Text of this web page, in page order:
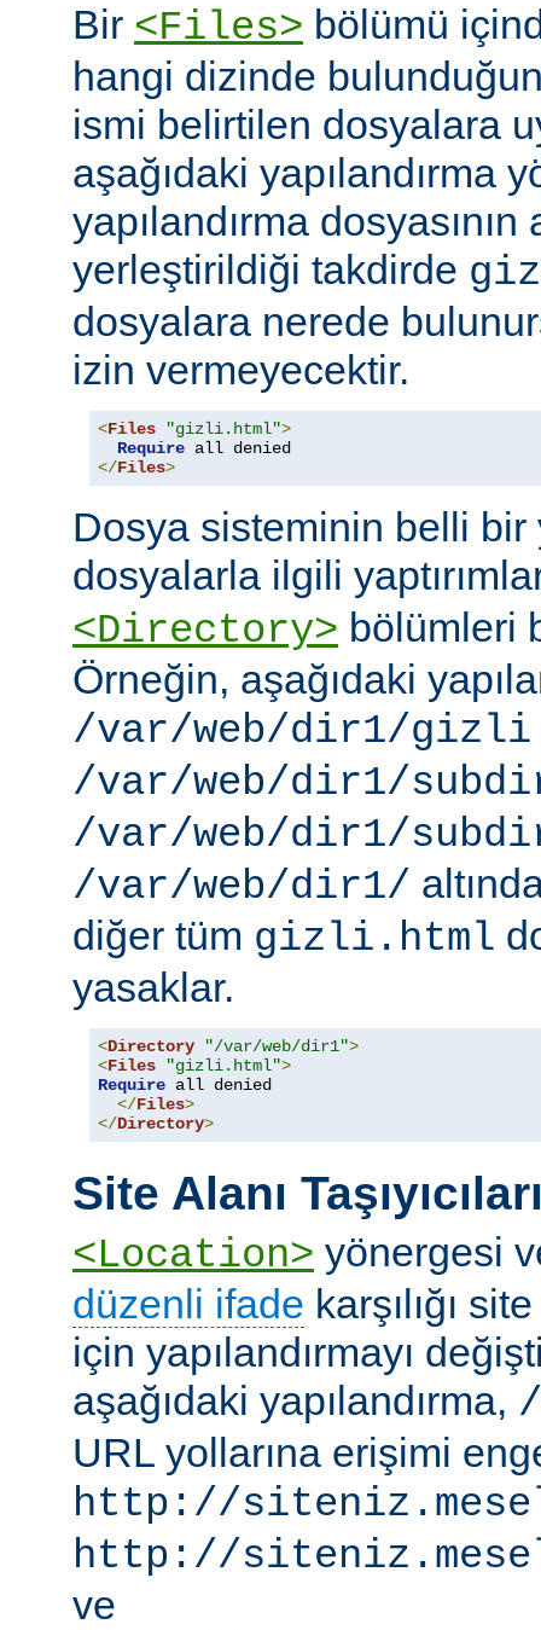
Bir <Files> bölümü
hangi dizinde
ismi belirtilen dosyalara
aşağıdaki yapılandırma
yapılandırma
yerleştirildiği takdirde
dosyalara nerede
izin vermeyecektir.
<Files "gizli.html">
Require
</Files>
Dosya sisteminin belli
dosyalarla ilgili
<Directory> bölümleri
Örneğin, aşağıdaki
/var/web/dir1/
/var/web/dir1/
/var/web/dir1/
/var/web/dir1/
diğer tüm gizli.html
yasaklar.
<Directory "/var/web/dir1">
<Files "gizli.html">
Require all denied
</Files>
</Directory>
Site Alanı
<Location> yönergesi
düzenli ifade karşılığı
için yapılandırmayı
aşağıdaki yapılandırma,
URL yollarına erişimi
http://
http://
ve